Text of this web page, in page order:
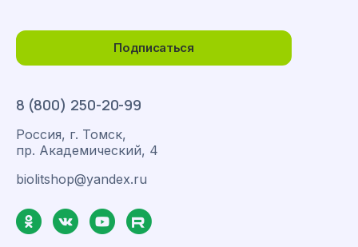
8 (800) 250-20-99
Россия, г. Томск,
пр. Академический, 4
biolitshop@yandex.ru
Подписаться